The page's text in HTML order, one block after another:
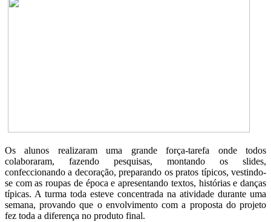
Os alunos realizaram uma grande força-tarefa onde todos
colaboraram, fazendo pesquisas, montando os slides,
confeccionando a decoração, preparando os pratos típicos, vestindo-
se com as roupas de época e apresentando textos, histórias e danças
típicas. A turma toda esteve concentrada na atividade durante uma
semana, provando que o envolvimento com a proposta do projeto
fez toda a diferença no produto final.